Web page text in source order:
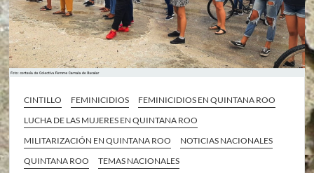
CINTILLO FEMINICIDIOS
FEMINICIDIOS EN QUINTANA ROO
LUCHA DE LAS MUJERES EN QUINTANA ROO
MILITARIZACIÓN EN QUINTANA ROO
NOTICIAS NACIONALES
QUINTANA ROO
TEMAS NACIONALES